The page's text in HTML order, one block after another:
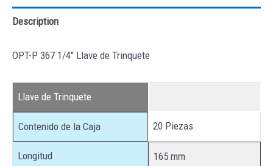
Description
OPT-P 367 1/4″ Llave de Trinquete
Llave de Trinquete
Contenido de la Caja 20 Piezas
Longitud 165 mm